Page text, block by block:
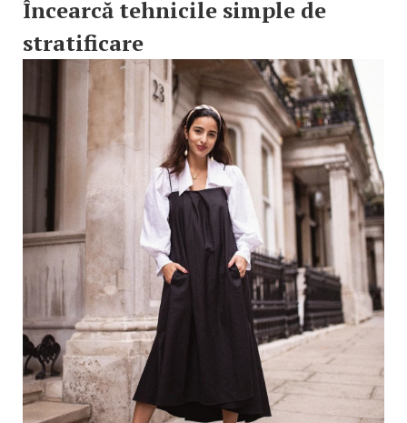
Încearcă tehnicile simple de
stratificare